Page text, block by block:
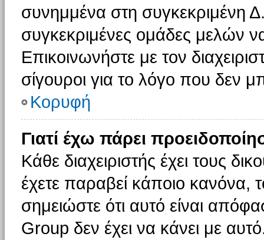
συνημμένα στη συγκεκριμένη
συγκεκριμένες ομάδες μελών
Επικοινωνήστε με τον
σίγουροι για το λόγο που δεν
Κορυφή
Γιατί έχω πάρει
Κάθε διαχειριστής έχει τους
έχετε παραβεί κάποιο κανόνα,
σημειώστε ότι αυτό είναι
Group δεν έχει να κάνει με